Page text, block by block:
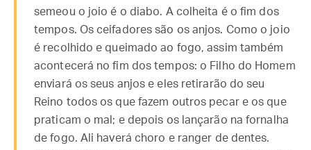
semeou o joio é o diabo. A colheita é o fim dos
tempos. Os ceifadores são os anjos. Como o joio
é recolhido e queimado ao fogo, assim também
acontecerá no fim dos tempos: o Filho do Homem
enviará os seus anjos e eles retirarão do seu
Reino todos os que fazem outros pecar e os que
praticam o mal; e depois os lançarão na fornalha
de fogo. Ali haverá choro e ranger de dentes.